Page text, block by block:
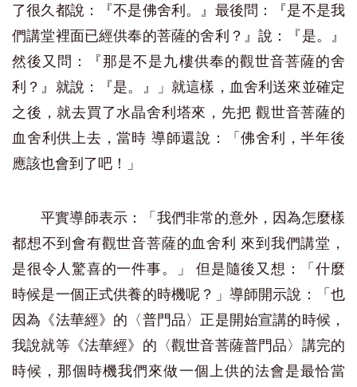
了很久都說：『不是佛舍利。』最後問：『是不是我
們講堂裡面已經供奉的菩薩的舍利？』說：『是。』
然後又問：『那是不是九樓供奉的觀世音菩薩的舍
利？』就說：『是。』」就這樣，血舍利送來並確定
之後，就去買了水晶舍利塔來，先把 觀世音菩薩的
血舍利供上去，當時 導師還說：「佛舍利，半年後
應該也會到了吧！」
平實導師表示：「我們非常的意外，因為怎麼樣
都想不到會有觀世音菩薩的血舍利 來到我們講堂，
是很令人驚喜的一件事。」 但是隨後又想：「什麼
時候是一個正式供養的時機呢？」導師開示說：「也
因為《法華經》的〈普門品〉正是開始宣講的時候，
我說就等《法華經》的〈觀世音菩薩普門品〉講完的
時候，那個時機我們來做一個上供的法會是最恰當